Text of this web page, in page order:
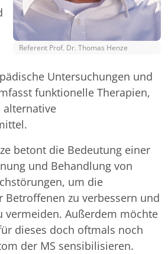
Referent Prof. Dr. Thomas Henze
Untersuchungen und
funktionelle Therapien,
alternative
betont die Bedeutung einer
und Behandlung von
um die
Betroffenen zu verbessern und
vermeiden. Außerdem möchte
dieses doch oftmals noch
der MS sensibilisieren.